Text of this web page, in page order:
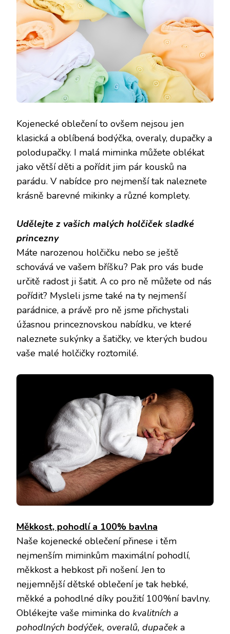
Kojenecké oblečeníto ovšem nejsou jen
klasická a oblíbená bodýčka, overaly, dupačky a
polodupačky. I malá miminka můžete oblékat
jako větší děti a pořídit jim pár kousků na
parádu. V nabídce pro nejmenší tak naleznete
krásně barevné mikinky a různé komplety.
Udělejte z vašich malých holčiček sladké
princezny
Máte narozenou holčičku nebo se ještě
schovává ve vašem bříšku? Pak pro vás bude
určitě radost ji šatit. A co pro ně můžete od nás
pořídit? Mysleli jsme také na ty nejmenší
parádnice, a právě pro ně jsme přichystali
úžasnou princeznovskou nabídku, ve které
naleznete sukýnky a šatičky, ve kterých budou
vaše malé holčičky roztomilé.
Měkkost, pohodlí a 100% bavlna
Naše kojenecké oblečení přinese i těm
nejmenším miminkům maximální pohodlí,
měkkost a hebkost při nošení. Jen to
nejjemnější dětské oblečení je tak hebké,
měkké a pohodlné díky použití 100%ní bavlny.
Oblékejte vaše miminka do kvalitních a
pohodlných bodýček, overalů, dupaček a